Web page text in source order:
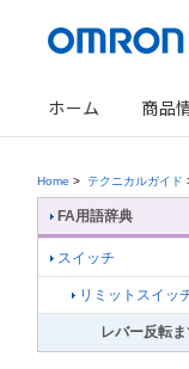
ホーム 商品
Home > テクニカルガイド
FA用語辞典
スイッチ
リミットスイッ
レバー反転